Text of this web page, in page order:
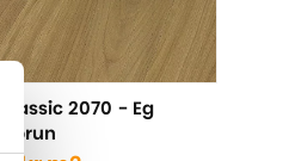
2070 - Eg